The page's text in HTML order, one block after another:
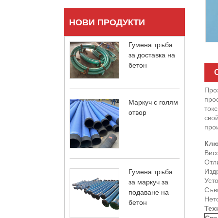
НОВИ ПРОДУКТИ
Гумена тръба
за доставка на
бетон
Маркуч с голям
отвор
Гумена тръба
за маркуч за
подаване на
бетон